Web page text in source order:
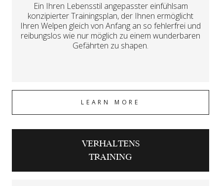
Ein Ihren Lebensstil angepasster einfühlsam
konzipierter Trainingsplan, der Ihnen ermöglicht
Ihren Welpen gleich von Anfang an so fehlerfrei und
reibungslos wie nur möglich zu einem wunderbaren
Gefährten zu shapen.
LEARN MORE
VERHALTENS
TRAINING